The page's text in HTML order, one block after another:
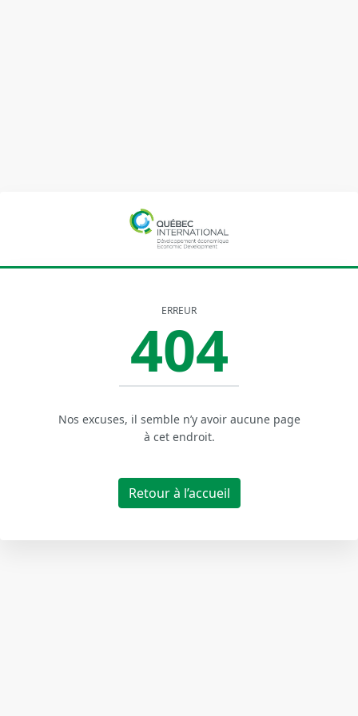
ERREUR
404
Nos excuses, il semble n’y avoir aucune page
à cet endroit.
Retour à l’accueil